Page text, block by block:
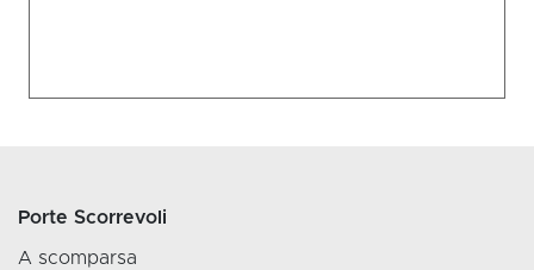
Porte Scorrevoli
A scomparsa